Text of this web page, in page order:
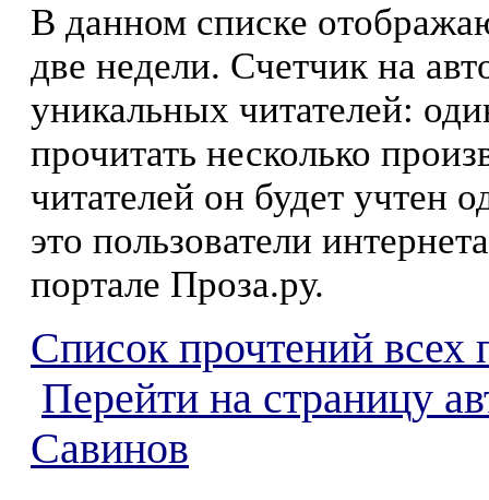
В данном списке
две недели. Счетчик на
уникальных читателей:
прочитать несколько
читателей он будет учтен
это пользователи
портале Проза.ру.
Список прочтений всех
Перейти на страницу
Савинов